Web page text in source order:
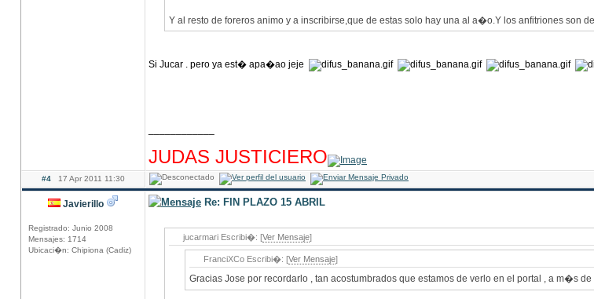
Y al resto de foreros animo y a inscribirse,que de estas solo hay una al a�o.Y los anfitriones son
Si Jucar . pero ya est� apa�ao jeje
JUDAS JUSTICIERO
#4 17 Apr 2011 11:30
Javierillo
Registrado: Junio 2008
Mensajes: 1714
Ubicaci�n: Chipiona (Cadiz)
Re: FIN PLAZO 15 ABRIL
jucarmari Escribi�: [Ver Mensaje]
FranciXCo Escribi�: [Ver Mensaje]
Gracias Jose por recordarlo , tan acostumbrados que estamos de verlo en el portal , a m�s